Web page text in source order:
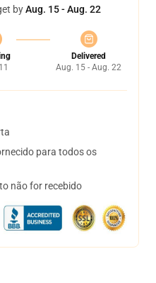
byAug. 15 - Aug. 22
Delivered
Aug. 15 - Aug. 22
para todos os
não for recebido